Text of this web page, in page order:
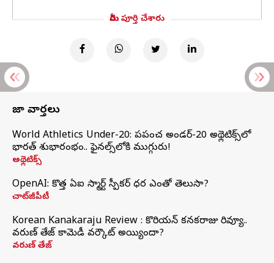
మీరు పూర్తి చేశారు
తాజా వార్తలు
World Athletics Under-20: ప్రపంచ అండర్-20 అథ్లెటిక్స్‌లో
భారత్‌ శుభారంభం.. ఫైనల్స్‌లోకి ముగ్గురు!
అథ్లెటిక్స్
OpenAI: కొత్త ఏఐ స్మార్ట్ స్పీకర్ ధర ఎంతో తెలుసా?
చాట్‌జీపీటీ
Korean Kanakaraju Review : కొరియన్ కనకరాజు రివ్యూ..
వరుణ్ తేజ్ కామెడీ వర్కౌట్ అయ్యిందా?
వరుణ్ తేజ్